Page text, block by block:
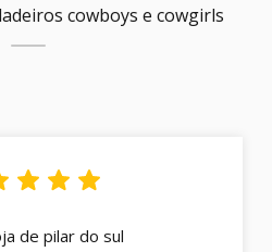
cowboys e cowgirls
de pilar do sul